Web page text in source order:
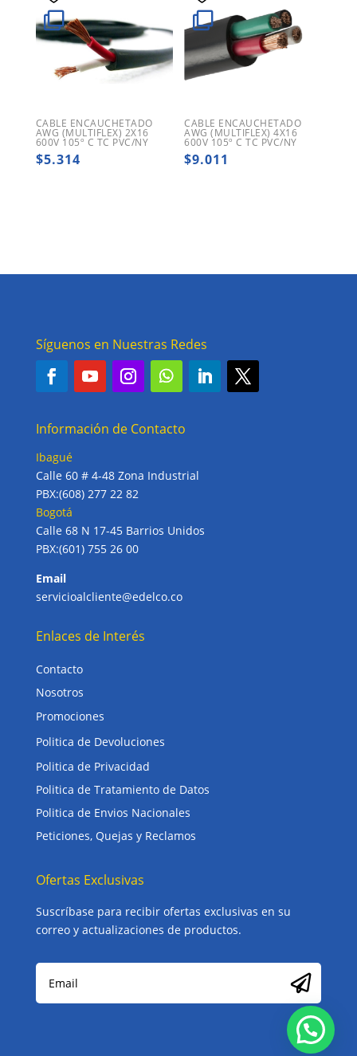
CABLE ENCAUCHETADO
AWG (MULTIFLEX) 2X16
600V 105º C TC PVC/NY
$5.314
CABLE ENCAUCHETADO
AWG (MULTIFLEX) 4X16
600V 105º C TC PVC/NY
$9.011
Síguenos en Nuestras Redes
Información de Contacto
Ibagué
Calle 60 # 4-48 Zona Industrial
PBX:(608) 277 22 82
Bogotá
Calle 68 N 17-45 Barrios Unidos
PBX:(601) 755 26 00
Email
servicioalcliente@edelco.co
Enlaces de Interés
Contacto
Nosotros
Promociones
Politica de Devoluciones
Politica de Privacidad
Politica de Tratamiento de Datos
Politica de Envios Nacionales
Peticiones, Quejas y Reclamos
Ofertas Exclusivas
Suscríbase para recibir ofertas exclusivas en su
correo y actualizaciones de productos.